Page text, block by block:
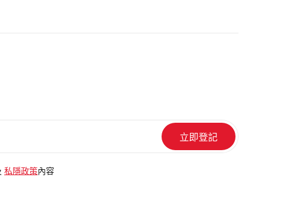
私隱政策 內容